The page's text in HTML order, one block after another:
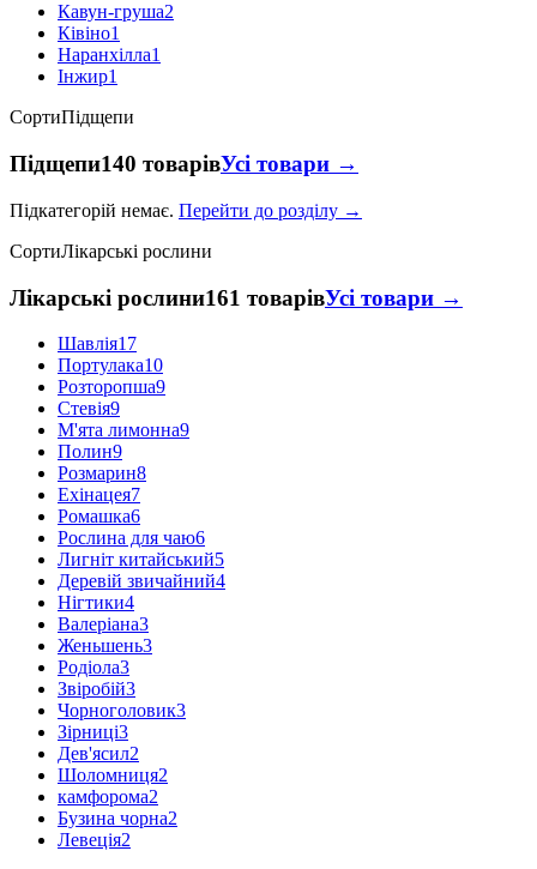
Кавун-груша2
Ківіно1
Наранхілла1
Інжир1
СортиПідщепи
Підщепи140 товарівУсі товари →
Підкатегорій немає. Перейти до розділу →
СортиЛікарські рослини
Лікарські рослини161 товарівУсі товари →
Шавлія17
Портулака10
Розторопша9
Стевія9
М'ята лимонна9
Полин9
Розмарин8
Ехінацея7
Ромашка6
Рослина для чаю6
Лигніт китайський5
Деревій звичайний4
Нігтики4
Валеріана3
Женьшень3
Родіола3
Звіробій3
Чорноголовик3
Зірниці3
Дев'ясил2
Шоломниця2
камфорома2
Бузина чорна2
Левеція2